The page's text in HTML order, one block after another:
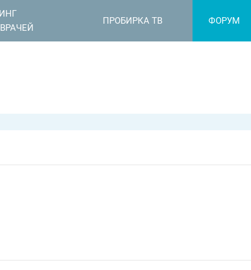
ПРОБИРКА ТВ ФОРУМ